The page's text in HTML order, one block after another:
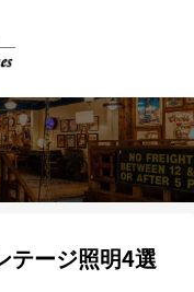
テージ照明4選